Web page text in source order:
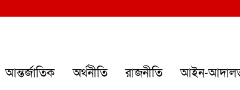
আন্তর্জাতিক অর্থনীতি রাজনীতি আইন-